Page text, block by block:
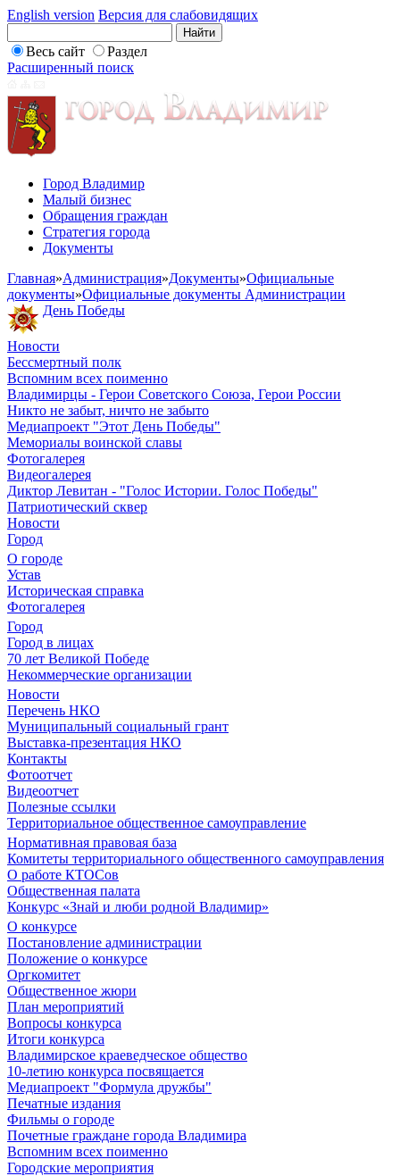
English version Версия для слабовидящих
Весь сайт
Раздел
Расширенный поиск
Город Владимир
Малый бизнес
Обращения граждан
Стратегия города
Документы
Главная»Администрация»Документы»Официальные
документы»Официальные документы Администрации
День Победы
Новости
Бессмертный полк
Вспомним всех поименно
Владимирцы - Герои Советского Союза, Герои России
Никто не забыт, ничто не забыто
Медиапроект "Этот День Победы"
Мемориалы воинской славы
Фотогалерея
Видеогалерея
Диктор Левитан - "Голос Истории. Голос Победы"
Патриотический сквер
Новости
Город
О городе
Устав
Историческая справка
Фотогалерея
Город
Город в лицах
70 лет Великой Победе
Некоммерческие организации
Новости
Перечень НКО
Муниципальный социальный грант
Выставка-презентация НКО
Контакты
Фотоотчет
Видеоотчет
Полезные ссылки
Территориальное общественное самоуправление
Нормативная правовая база
Комитеты территориального общественного самоуправления
О работе КТОСов
Общественная палата
Конкурс «Знай и люби родной Владимир»
О конкурсе
Постановление администрации
Положение о конкурсе
Оргкомитет
Общественное жюри
План мероприятий
Вопросы конкурса
Итоги конкурса
Владимирское краеведческое общество
10-летию конкурса посвящается
Медиапроект "Формула дружбы"
Печатные издания
Фильмы о городе
Почетные граждане города Владимира
Вспомним всех поименно
Городские мероприятия